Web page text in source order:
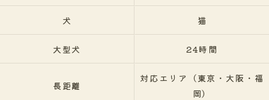
犬 猫
大型犬 24時間
長距離
対応エリア（東京・大阪・福
岡）